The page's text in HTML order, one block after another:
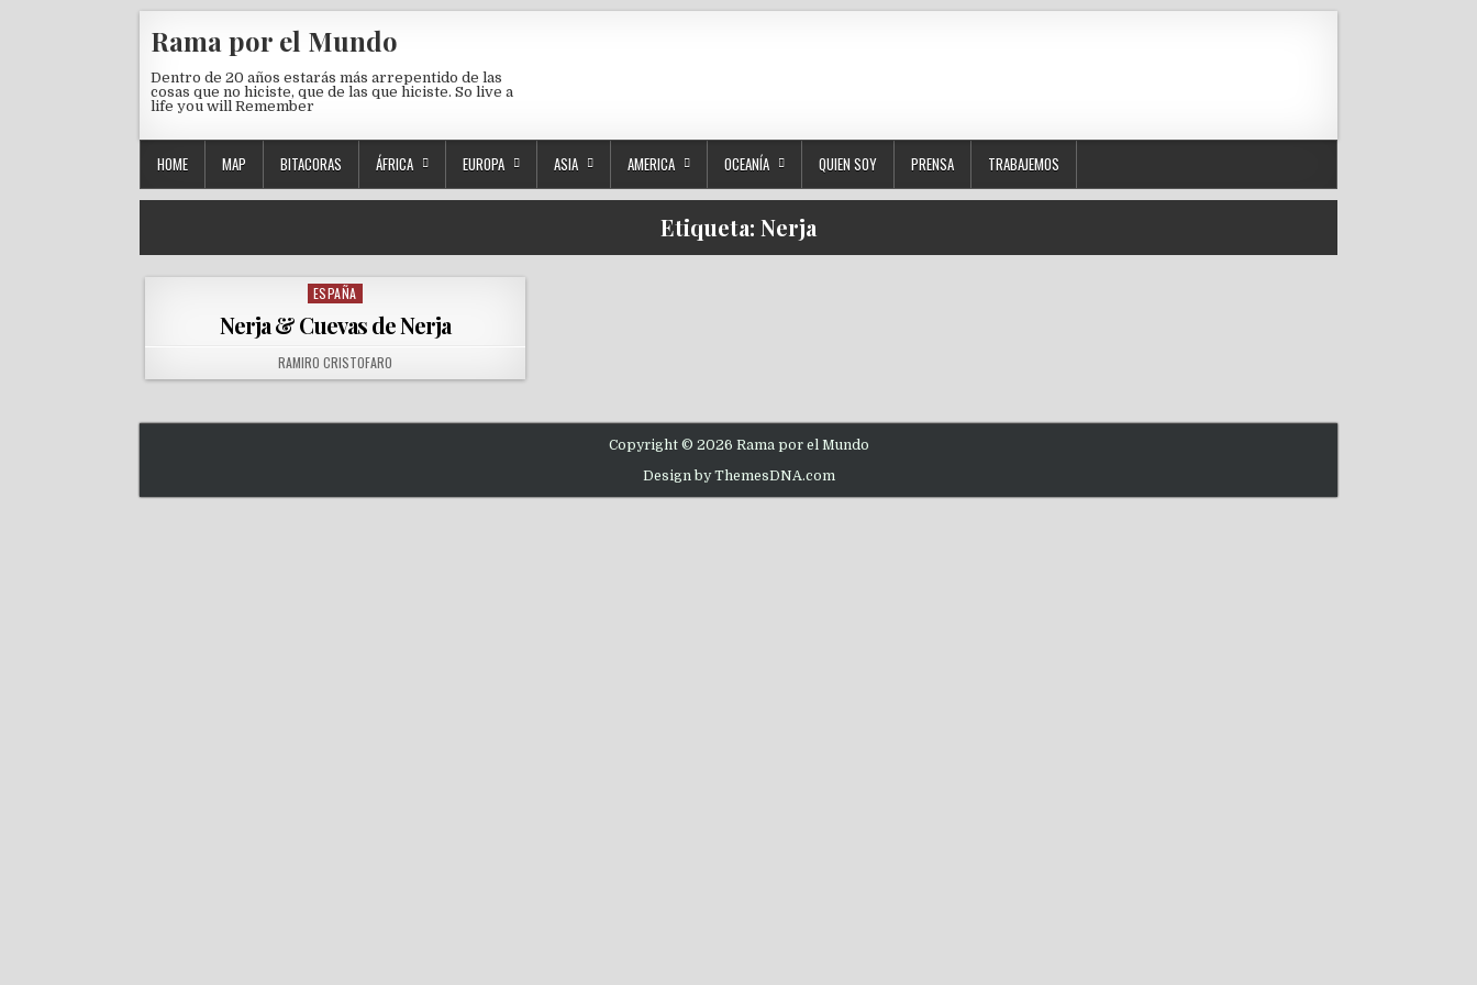
Rama por el Mundo
Dentro de 20 años estarás más arrepentido de las
cosas que no hiciste, que de las que hiciste. So live a
life you will Remember
HOME MAP BITACORAS ÁFRICA EUROPA ASIA AMERICA OCEANÍA QUIEN SOY PRENSA TRABAJEMOS
Etiqueta: Nerja
Posted in
ESPAÑA
Nerja & Cuevas de Nerja
AUTHOR:
RAMIRO CRISTOFARO
Copyright © 2026 Rama por el Mundo
Design by ThemesDNA.com